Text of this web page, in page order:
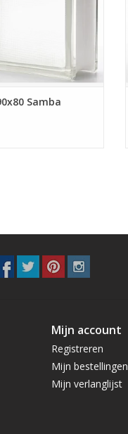
AAN WINKELWAGEN
Samba
Mijn account
Registreren
Mijn bestellingen
Mijn verlanglijst